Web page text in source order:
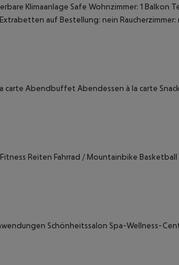
Klimaanlage Safe Wohnzimmer: 1 Balkon
auf Bestellung: nein Raucherzimmer:
Abendbuffet Abendessen à la carte
Reiten Fahrrad / Mountainbike
Schönheitssalon Spa-Wellness-